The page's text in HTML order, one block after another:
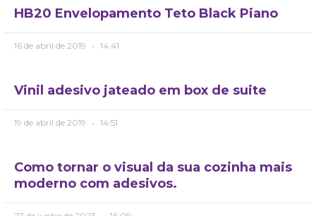
HB20 Envelopamento Teto Black Piano
16 de abril de 2019 14:41
Vinil adesivo jateado em box de suite
19 de abril de 2019 14:51
Como tornar o visual da sua cozinha mais
moderno com adesivos.